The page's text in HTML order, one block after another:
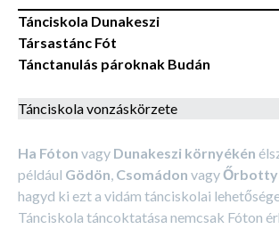
Tánciskola Dunakeszi
Társastánc Fót
Tánctanulás pároknak Budán
Tánciskola vonzáskörzete
Ha Fóton vagy Dunakeszi környékén
például Gödön, Csomádon vagy
hagyd ki ezt a vidám tánciskolai
Tánciskola táncoktatása nemcsak Fóton